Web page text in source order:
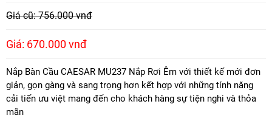
Giá cũ: 756.000 vnđ
Giá: 670.000 vnđ
Nắp Bàn Cầu CAESAR MU237 Nắp Rơi Êm với thiết kế mới đơn
giản, gọn gàng và sang trọng hơn kết hợp với những tính năng
cải tiến ưu việt mang đến cho khách hàng sự tiện nghi và thỏa
mãn